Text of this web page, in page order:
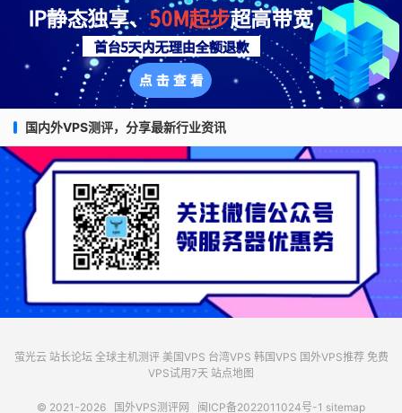
国内外VPS测评，分享最新行业资讯
萤光云 站长论坛 全球主机测评 美国VPS 台湾VPS 韩国VPS 国外VPS推荐 免费
VPS试用7天 站点地图
© 2021-2026 国外VPS测评网 闽ICP备2022011024号-1 sitemap